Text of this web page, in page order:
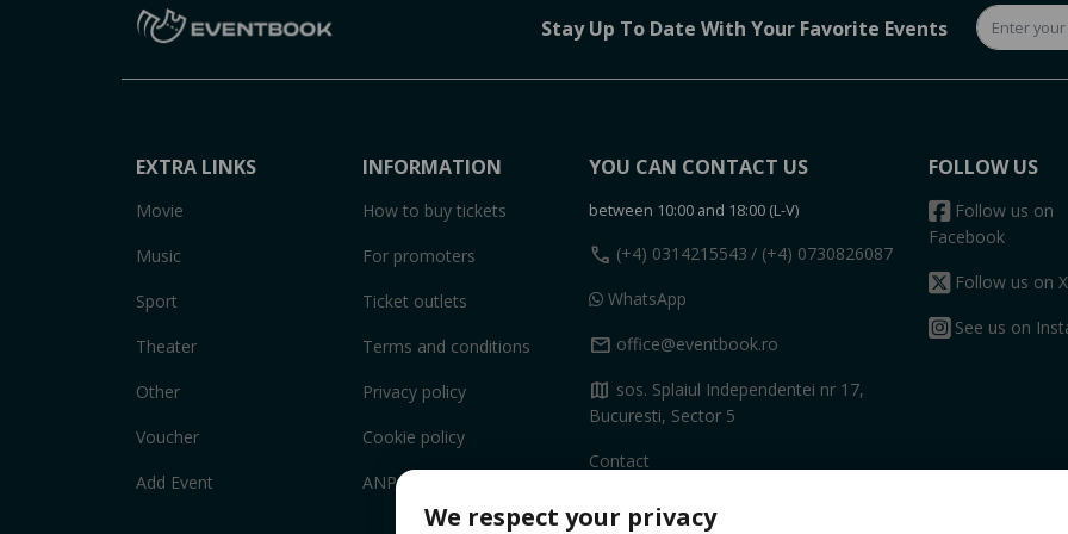
Stay Up To Date With Your Favorite Events
EXTRA LINKS
Movie
Music
Sport
Theater
Other
Voucher
Add Event
INFORMATION
How to buy tickets
For promoters
Ticket outlets
Terms and conditions
Privacy policy
Cookie policy
ANPC
YOU CAN CONTACT US
between 10:00 and 18:00 (L-V)
call (+4) 0314215543 / (+4) 0730826087
WhatsApp
mail office@eventbook.ro
map sos. Splaiul Independentei nr 17,
Bucuresti, Sector 5
Contact
FOLLOW US
Follow us on
Facebook
Follow us on X
See us on
We respect your privacy